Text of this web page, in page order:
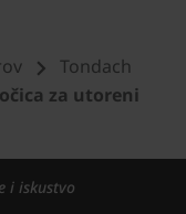
Tondach
za utoreni
i iskustvo